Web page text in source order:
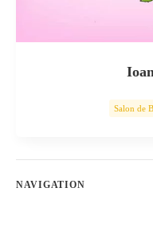
Salon de
NAVIGATION